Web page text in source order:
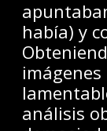
había) y
análisis